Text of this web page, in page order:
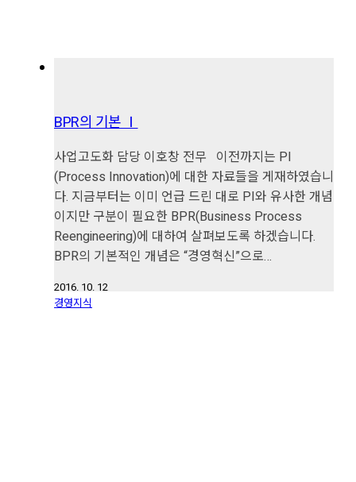
BPR의 기본 Ⅰ
사업고도화 담당 이호창 전무 이전까지는 PI
(Process Innovation)에 대한 자료들을 게재하였습니
다. 지금부터는 이미 언급 드린 대로 PI와 유사한 개념
이지만 구분이 필요한 BPR(Business Process
Reengineering)에 대하여 살펴보도록 하겠습니다.
BPR의 기본적인 개념은 “경영혁신”으로…
2016. 10. 12
경영지식